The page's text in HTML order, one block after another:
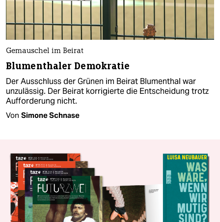
Gemauschel im Beirat
Blumenthaler Demokratie
Der Ausschluss der Grünen im Beirat Blumenthal war
unzulässig. Der Beirat korrigierte die Entscheidung trotz
Aufforderung nicht.
Von Simone Schnase